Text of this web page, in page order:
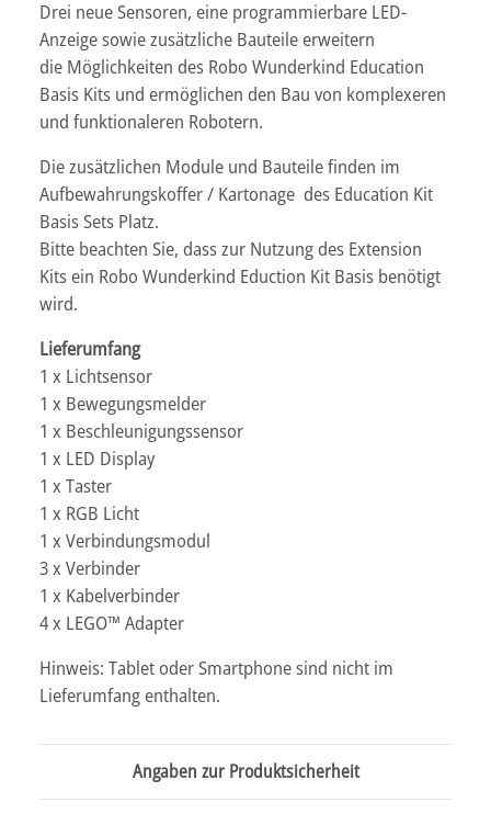
Drei neue Sensoren, eine programmierbare LED-
Anzeige sowie zusätzliche Bauteile erweitern
die Möglichkeiten des Robo Wunderkind Education
Basis Kits und ermöglichen den Bau von komplexeren
und funktionaleren Robotern.
Die zusätzlichen Module und Bauteile finden im
Aufbewahrungskoffer / Kartonage des Education Kit
Basis Sets Platz.
Bitte beachten Sie, dass zur Nutzung des Extension
Kits ein Robo Wunderkind Eduction Kit Basis benötigt
wird.
Lieferumfang
1 x Lichtsensor
1 x Bewegungsmelder
1 x Beschleunigungssensor
1 x LED Display
1 x Taster
1 x RGB Licht
1 x Verbindungsmodul
3 x Verbinder
1 x Kabelverbinder
4 x LEGO™ Adapter
Hinweis: Tablet oder Smartphone sind nicht im
Lieferumfang enthalten.
Angaben zur Produktsicherheit